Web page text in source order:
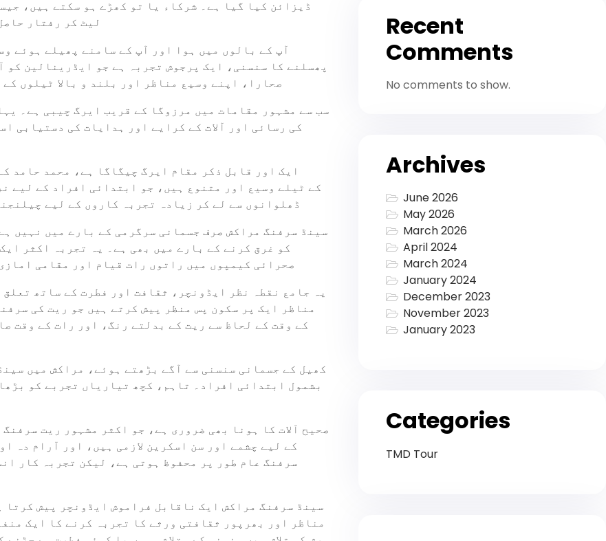
ڈیزائن کیا گیا ہے۔ شرکاء یا تو کھڑے ہو سکتے ہیں،
لیٹ کر رفتار
آپ کے بالوں میں ہوا اور آپ کے سامنے پھیلے ہوئے
پھسلنے کا سنسنی، ایک پرجوش تجربہ ہے جو ایڈرینالین
صحارا، اپنے وسیع مناظر اور بلند و بالا ٹیلوں
سب سے مشہور مقامات میں مرزوگا کے قریب ایرگ چیبی ہے۔
ایک اور قابل ذکر مقام ایرگ چیگاگا ہے، محمد حامد
ڈھلوانوں سے لے کر زیادہ تجربہ کاروں کے لیے
سینڈ سرفنگ مراکش صرف جسمانی سرگرمی کے بارے میں نہیں
کو غرق کرنے کے بارے میں بھی ہے۔ یہ تجربہ اکثر
صحرائی کیمپوں میں راتوں رات قیام اور مقامی
یہ جامع نقطہ نظر ایڈونچر، ثقافت اور فطرت کے ساتھ
مناظر ایک پر سکون پس منظر پیش کرتے ہیں جو ریت کی
کے وقت کے لحاظ سے ریت کے بدلتے رنگ، اور رات کے وقت
کھیل کے جسمانی سنسنی سے آگے بڑھتے ہوئے، مراکش میں
بشمول ابتدائی افراد۔ تاہم، کچھ تیاریاں تجربے کو
صحیح آلات کا ہونا بھی ضروری ہے، جو اکثر مشہور ریت
کے لیے چشمے اور سن اسکرین لازمی ہیں، اور آرام دہ
سرفنگ عام طور پر محفوظ ہوتی ہے، لیکن تجربہ کار
سینڈ سرفنگ مراکش ایک ناقابل فراموش ایڈونچر پیش
مناظر اور بھرپور ثقافتی ورثے کا تجربہ کرنے کا ایک
Recent
Comments
No comments to show.
Archives
June 2026
May 2026
March 2026
April 2024
March 2024
January 2024
December 2023
November 2023
January 2023
Categories
TMD Tour